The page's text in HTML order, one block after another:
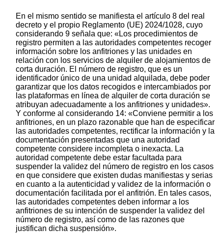
En el mismo sentido se manifiesta el artículo 8 del real
decreto y el propio Reglamento (UE) 2024/1028, cuyo
considerando 9 señala que: «Los procedimientos de
registro permiten a las autoridades competentes recoger
información sobre los anfitriones y las unidades en
relación con los servicios de alquiler de alojamientos de
corta duración. El número de registro, que es un
identificador único de una unidad alquilada, debe poder
garantizar que los datos recogidos e intercambiados por
las plataformas en línea de alquiler de corta duración se
atribuyan adecuadamente a los anfitriones y unidades».
Y conforme al considerando 14: «Conviene permitir a los
anfitriones, en un plazo razonable que han de especificar
las autoridades competentes, rectificar la información y la
documentación presentadas que una autoridad
competente considere incompleta o inexacta. La
autoridad competente debe estar facultada para
suspender la validez del número de registro en los casos
en que considere que existen dudas manifiestas y serias
en cuanto a la autenticidad y validez de la información o
documentación facilitada por el anfitrión. En tales casos,
las autoridades competentes deben informar a los
anfitriones de su intención de suspender la validez del
número de registro, así como de las razones que
justifican dicha suspensión».